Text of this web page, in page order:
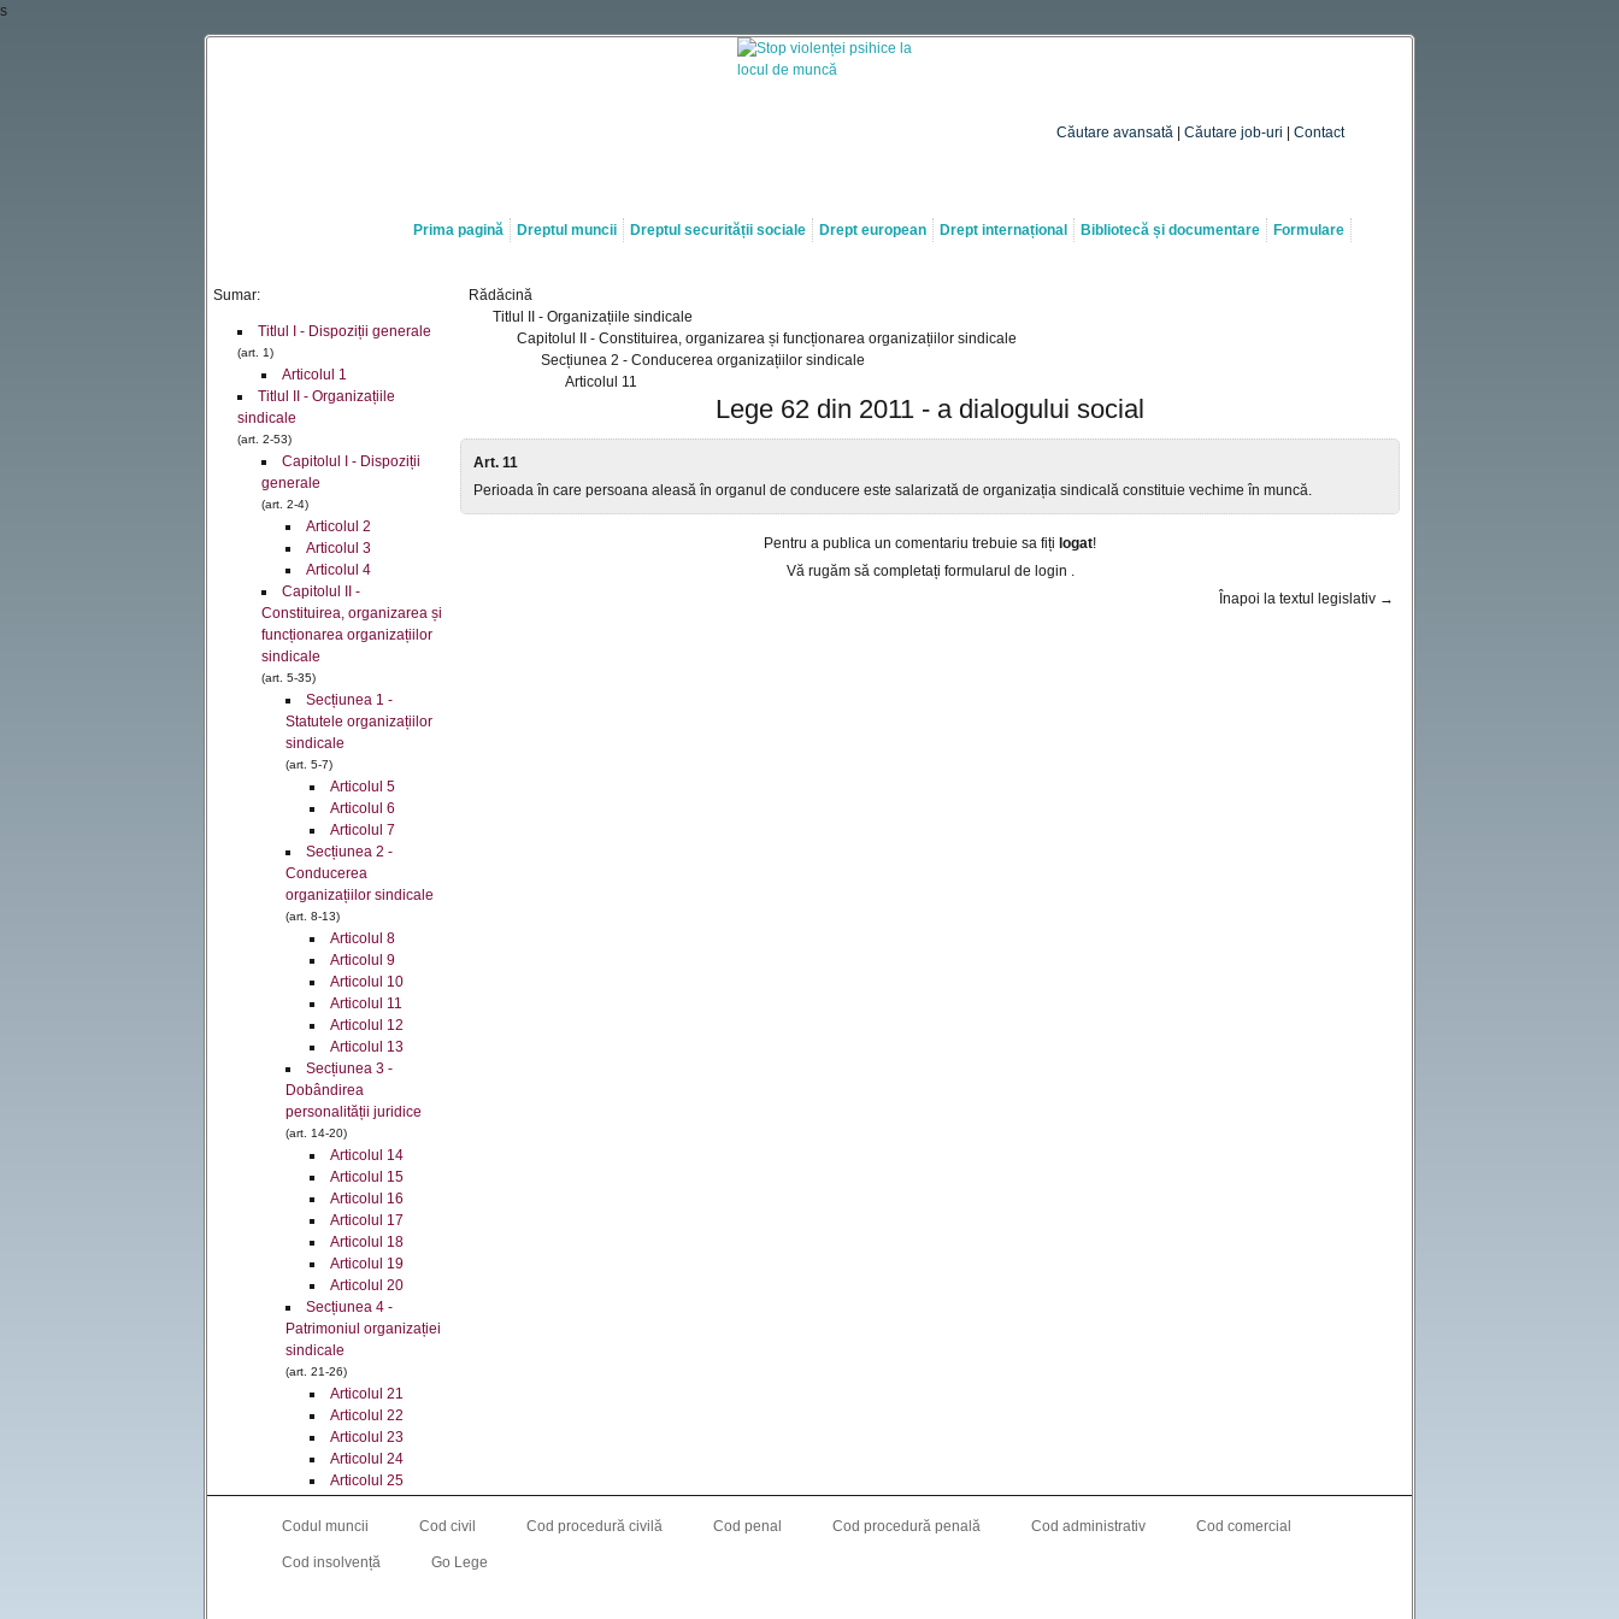
s
Căutare avansată Căutare job-uri Contact
Prima pagină Dreptul muncii Dreptul securității sociale Drept european Drept internațional Bibliotecă și documentare Formulare
Sumar:
Titlul I - Dispoziții generale
(art. 1)
Articolul 1
Titlul II - Organizațiile
sindicale
(art. 2-53)
Capitolul I - Dispoziții
generale
(art. 2-4)
Articolul 2
Articolul 3
Articolul 4
Capitolul II -
Constituirea, organizarea și
funcționarea organizațiilor
sindicale
(art. 5-35)
Secțiunea 1 -
Statutele organizațiilor
sindicale
(art. 5-7)
Articolul 5
Articolul 6
Articolul 7
Secțiunea 2 -
Conducerea
organizațiilor sindicale
(art. 8-13)
Articolul 8
Articolul 9
Articolul 10
Articolul 11
Articolul 12
Articolul 13
Secțiunea 3 -
Dobândirea
personalității juridice
(art. 14-20)
Articolul 14
Articolul 15
Articolul 16
Articolul 17
Articolul 18
Articolul 19
Articolul 20
Secțiunea 4 -
Patrimoniul organizației
sindicale
(art. 21-26)
Articolul 21
Articolul 22
Articolul 23
Articolul 24
Articolul 25
Secțiunea 5 -
sindicale
Rădăcină
Titlul II - Organizațiile sindicale
Capitolul II - Constituirea, organizarea și funcționarea organizațiilor sindicale
Secțiunea 2 - Conducerea organizațiilor sindicale
Articolul 11
Lege 62 din 2011 - a dialogului social
Art. 11
Perioada în care persoana aleasă în organul de conducere este salarizată de organizația sindicală constituie vechime în muncă.
Pentru a publica un comentariu trebuie sa fiți logat!
Vă rugăm să completați formularul de login .
Înapoi la textul legislativ →
Codul muncii Cod civil Cod procedură civilă Cod penal Cod procedură penală Cod administrativ Cod comercial
Cod insolvență Go Lege